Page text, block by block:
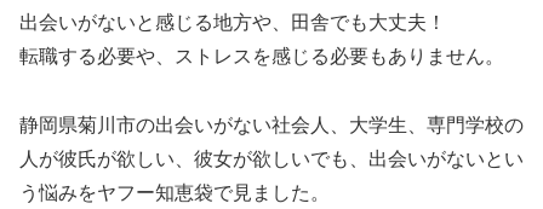
出会いがないと感じる地方や、田舎でも大丈夫！
転職する必要や、ストレスを感じる必要もありません。
静岡県菊川市の出会いがない社会人、大学生、専門学校の
人が彼氏が欲しい、彼女が欲しいでも、出会いがないとい
う悩みをヤフー知恵袋で見ました。